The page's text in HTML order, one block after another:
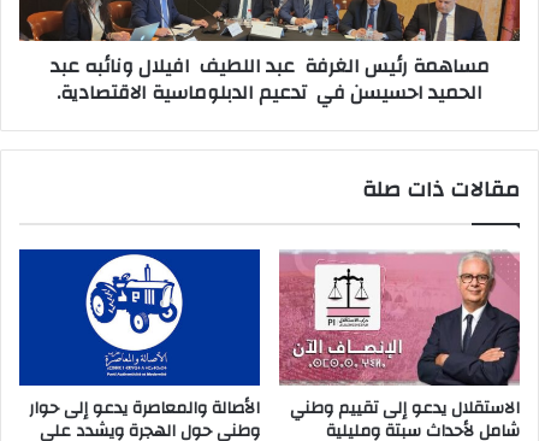
مساهمة رئيس الغرفة عبد اللطيف افيلال ونائبه عبد
الحميد احسيسن في تدعيم الدبلوماسية الاقتصادية.
مقالات ذات صلة
الاستقلال يدعو إلى تقييم وطني
شامل لأحداث سبتة ومليلية
الأصالة والمعاصرة يدعو إلى حوار
وطني حول الهجرة ويشدد على